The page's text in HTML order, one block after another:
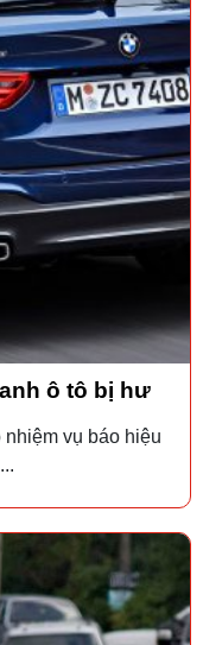
ô tô bị hư
vụ báo hiệu